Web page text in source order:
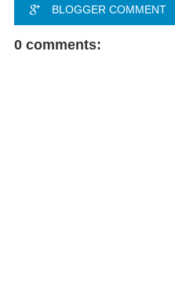
BLOGGER COMMENT
FACEBOOK COMMENT
0 comments: